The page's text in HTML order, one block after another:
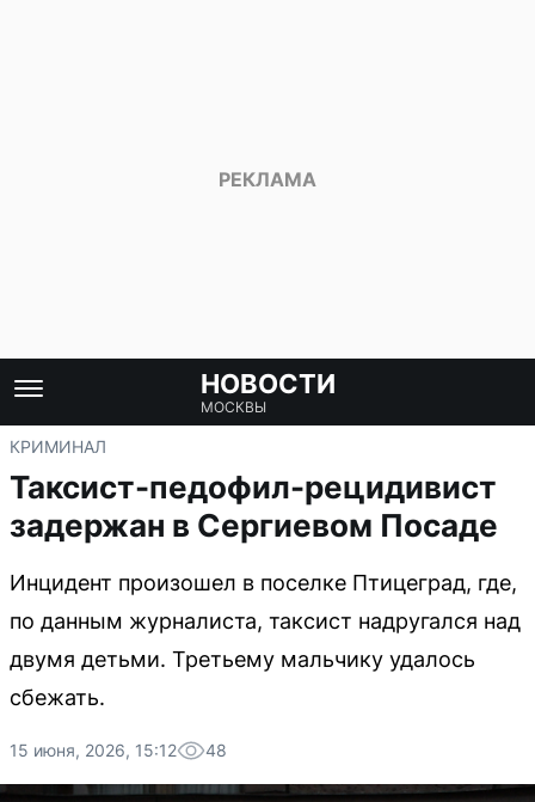
НОВОСТИ
МОСКВЫ
КРИМИНАЛ
Таксист-педофил-рецидивист
задержан в Сергиевом Посаде
Инцидент произошел в поселке Птицеград, где,
по данным журналиста, таксист надругался над
двумя детьми. Третьему мальчику удалось
сбежать.
15 июня, 2026, 15:12 48